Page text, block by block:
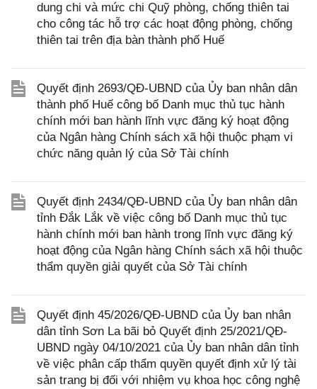
dung chi và mức chi Quỹ phòng, chống thiên tai
cho công tác hỗ trợ các hoạt động phòng, chống
thiên tai trên địa bàn thành phố Huế
Quyết định 2693/QĐ-UBND của Ủy ban nhân dân
thành phố Huế công bố Danh mục thủ tục hành
chính mới ban hành lĩnh vực đăng ký hoạt động
của Ngân hàng Chính sách xã hội thuộc phạm vi
chức năng quản lý của Sở Tài chính
Quyết định 2434/QĐ-UBND của Ủy ban nhân dân
tỉnh Đắk Lắk về việc công bố Danh mục thủ tục
hành chính mới ban hành trong lĩnh vực đăng ký
hoạt động của Ngân hàng Chính sách xã hội thuộc
thẩm quyền giải quyết của Sở Tài chính
Quyết định 45/2026/QĐ-UBND của Ủy ban nhân
dân tỉnh Sơn La bãi bỏ Quyết định 25/2021/QĐ-
UBND ngày 04/10/2021 của Ủy ban nhân dân tỉnh
về việc phân cấp thẩm quyền quyết định xử lý tài
sản trang bị đối với nhiệm vụ khoa học công nghệ